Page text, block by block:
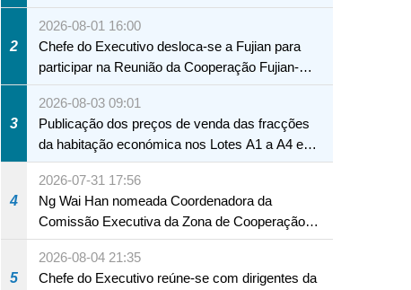
2
2026-08-01 16:00
Chefe do Executivo desloca-se a Fujian para
participar na Reunião da Cooperação Fujian-
Macau
3
2026-08-03 09:01
Publicação dos preços de venda das fracções
da habitação económica nos Lotes A1 a A4 e
A12 da Zona A dos Novos Aterros
4
2026-07-31 17:56
Ng Wai Han nomeada Coordenadora da
Comissão Executiva da Zona de Cooperação
Aprofundada entre Guangdong e Macau em
Hengqin
5
2026-08-04 21:35
Chefe do Executivo reúne-se com dirigentes da